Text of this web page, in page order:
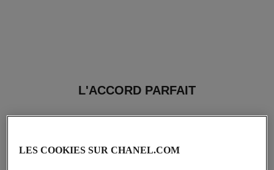
L'ACCORD PARFAIT
LES COOKIES SUR CHANEL.COM